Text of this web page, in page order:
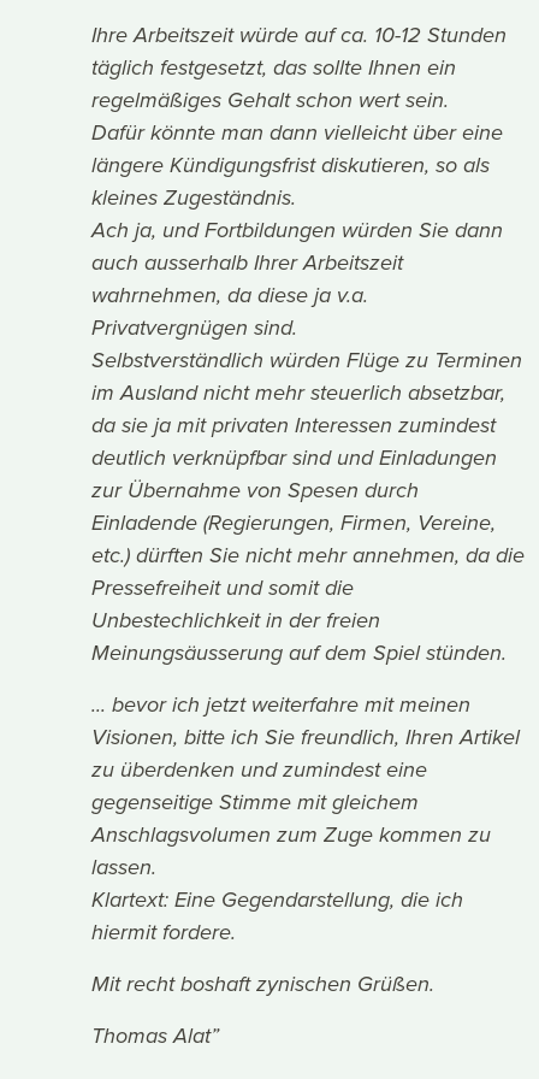
Ihre Arbeitszeit würde auf ca. 10-12 Stunden
täglich festgesetzt, das sollte Ihnen ein
regelmäßiges Gehalt schon wert sein.
Dafür könnte man dann vielleicht über eine
längere Kündigungsfrist diskutieren, so als
kleines Zugeständnis.
Ach ja, und Fortbildungen würden Sie dann
auch ausserhalb Ihrer Arbeitszeit
wahrnehmen, da diese ja v.a.
Privatvergnügen sind.
Selbstverständlich würden Flüge zu Terminen
im Ausland nicht mehr steuerlich absetzbar,
da sie ja mit privaten Interessen zumindest
deutlich verknüpfbar sind und Einladungen
zur Übernahme von Spesen durch
Einladende (Regierungen, Firmen, Vereine,
etc.) dürften Sie nicht mehr annehmen, da die
Pressefreiheit und somit die
Unbestechlichkeit in der freien
Meinungsäusserung auf dem Spiel stünden.
... bevor ich jetzt weiterfahre mit meinen
Visionen, bitte ich Sie freundlich, Ihren Artikel
zu überdenken und zumindest eine
gegenseitige Stimme mit gleichem
Anschlagsvolumen zum Zuge kommen zu
lassen.
Klartext: Eine Gegendarstellung, die ich
hiermit fordere.
Mit recht boshaft zynischen Grüßen.
Thomas Alat”